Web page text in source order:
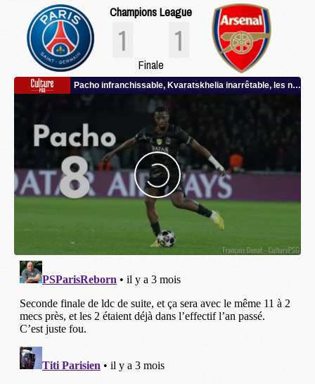
Champions League
1 1
Finale